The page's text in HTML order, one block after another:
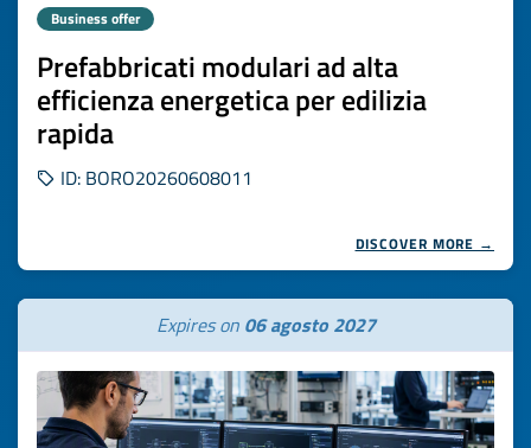
Business offer
Prefabbricati modulari ad alta
efficienza energetica per edilizia
rapida
ID: BORO20260608011
DISCOVER MORE →
Expires on 06 agosto 2027